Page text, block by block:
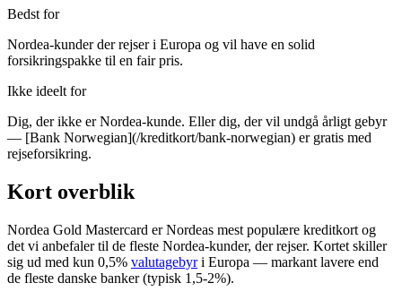
Bedst for
Nordea-kunder der rejser i Europa og vil have en solid
forsikringspakke til en fair pris.
Ikke ideelt for
Dig, der ikke er Nordea-kunde. Eller dig, der vil undgå årligt gebyr
— [Bank Norwegian](/kreditkort/bank-norwegian) er gratis med
rejseforsikring.
Kort overblik
Nordea Gold Mastercard er Nordeas mest populære kreditkort og
det vi anbefaler til de fleste Nordea-kunder, der rejser. Kortet skiller
sig ud med kun 0,5% valutagebyri Europa — markant lavere end
de fleste danske banker (typisk 1,5-2%).